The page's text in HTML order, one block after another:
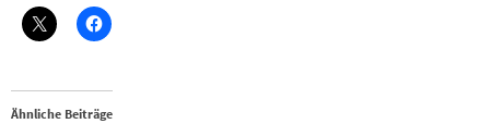
Ähnliche Beiträge